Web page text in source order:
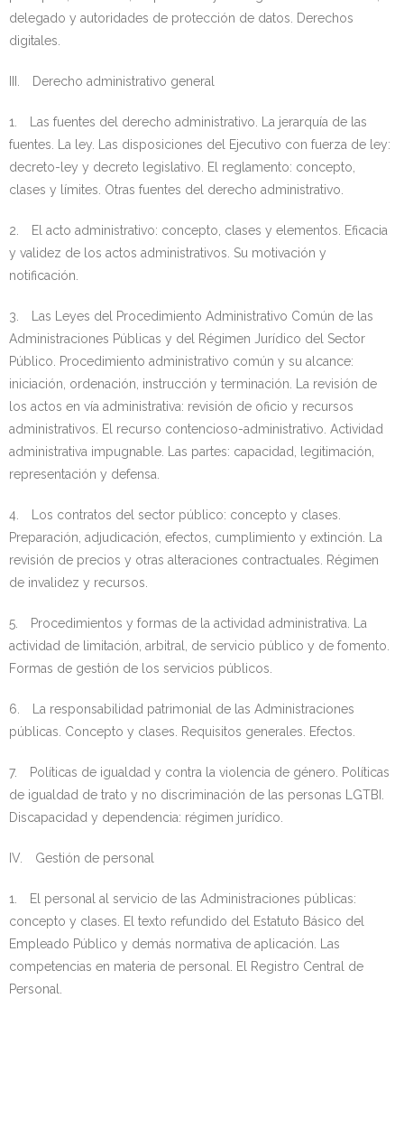
delegado y autoridades de protección de datos. Derechos
digitales.
III. Derecho administrativo general
1. Las fuentes del derecho administrativo. La jerarquía de las
fuentes. La ley. Las disposiciones del Ejecutivo con fuerza de ley:
decreto-ley y decreto legislativo. El reglamento: concepto,
clases y límites. Otras fuentes del derecho administrativo.
2. El acto administrativo: concepto, clases y elementos. Eficacia
y validez de los actos administrativos. Su motivación y
notificación.
3. Las Leyes del Procedimiento Administrativo Común de las
Administraciones Públicas y del Régimen Jurídico del Sector
Público. Procedimiento administrativo común y su alcance:
iniciación, ordenación, instrucción y terminación. La revisión de
los actos en vía administrativa: revisión de oficio y recursos
administrativos. El recurso contencioso-administrativo. Actividad
administrativa impugnable. Las partes: capacidad, legitimación,
representación y defensa.
4. Los contratos del sector público: concepto y clases.
Preparación, adjudicación, efectos, cumplimiento y extinción. La
revisión de precios y otras alteraciones contractuales. Régimen
de invalidez y recursos.
5. Procedimientos y formas de la actividad administrativa. La
actividad de limitación, arbitral, de servicio público y de fomento.
Formas de gestión de los servicios públicos.
6. La responsabilidad patrimonial de las Administraciones
públicas. Concepto y clases. Requisitos generales. Efectos.
7. Políticas de igualdad y contra la violencia de género. Políticas
de igualdad de trato y no discriminación de las personas LGTBI.
Discapacidad y dependencia: régimen jurídico.
IV. Gestión de personal
1. El personal al servicio de las Administraciones públicas:
concepto y clases. El texto refundido del Estatuto Básico del
Empleado Público y demás normativa de aplicación. Las
competencias en materia de personal. El Registro Central de
Personal.